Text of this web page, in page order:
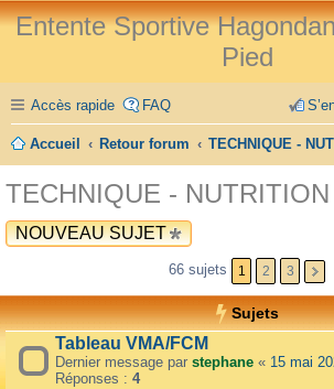
Entente Sportive
Pied
Accès rapide FAQ
Accueil Retour forum TECHNIQUE -
TECHNIQUE - NUTRITION
NOUVEAU SUJET
66 sujets 1 2 3
Sujets
Tableau VMA/FCM
Dernier message par stephane « 15 mai
Réponses : 4